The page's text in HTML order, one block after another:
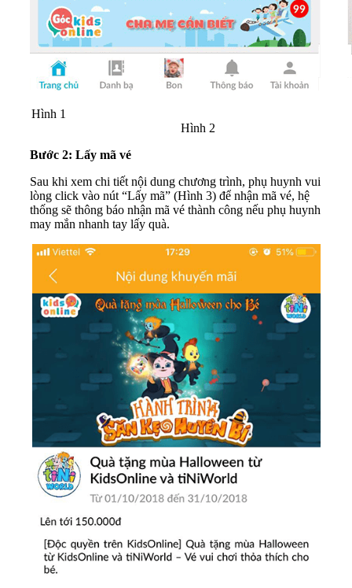
Hình 1
Hình 2
Bước 2: Lấy mã vé
Sau khi xem chi tiết nội dung chương trình, phụ huynh vui
lòng click vào nút “Lấy mã” (Hình 3) để nhận mã vé, hệ
thống sẽ thông báo nhận mã vé thành công nếu phụ huynh
may mắn nhanh tay lấy quà.